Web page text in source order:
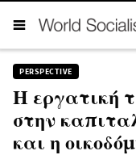
PERSPECTIVE
Η εργατική
στην
και η